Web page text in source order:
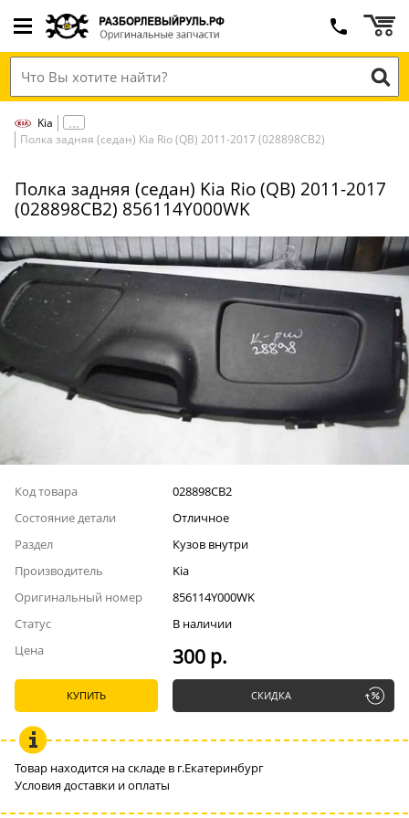
Kia
Полка задняя (седан) Kia Rio (QB) 2011-2017 (028898СВ2)
Полка задняя (седан) Kia Rio (QB) 2011-2017
(028898СВ2) 856114Y000WK
Код товара
028898СВ2
Состояние детали
Отличное
Раздел
Кузов внутри
Производитель
Kia
Оригинальный номер
856114Y000WK
Статус
В наличии
Цена
300 р.
КУПИТЬ СКИДКА
Товар находится на складе в г.Екатеринбург
Условия доставки и оплаты